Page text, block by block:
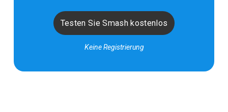
Testen Sie Smash kostenlos
Keine Registrierung